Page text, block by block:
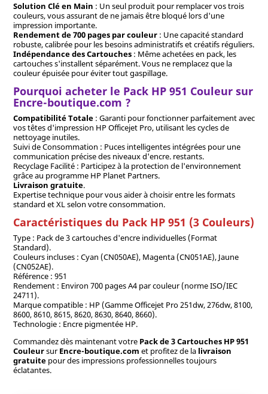
Solution Clé en Main : Un seul produit pour remplacer vos trois
couleurs, vous assurant de ne jamais être bloqué lors d'une
impression importante.
Rendement de 700 pages par couleur: Une capacité standard
robuste, calibrée pour les besoins administratifs et créatifs réguliers.
Indépendance des Cartouches: Même achetées en pack, les
cartouches s'installent séparément. Vous ne remplacez que la
couleur épuisée pour éviter tout gaspillage.
Pourquoi acheter le Pack HP 951 Couleur sur
Encre-boutique.com ?
Compatibilité Totale: Garanti pour fonctionner parfaitement avec
vos têtes d'impression HP Officejet Pro, utilisant les cycles de
nettoyage inutiles.
Suivi de Consommation : Puces intelligentes intégrées pour une
communication précise des niveaux d'encre. restants.
Recyclage Facilité : Participez à la protection de l'environnement
grâce au programme HP Planet Partners.
Livraison gratuite.
Expertise technique pour vous aider à choisir entre les formats
standard et XL selon votre consommation.
Caractéristiques du Pack HP 951 (3 Couleurs)
Type : Pack de 3 cartouches d'encre individuelles (Format
Standard).
Couleurs incluses : Cyan (CN050AE), Magenta (CN051AE), Jaune
(CN052AE).
Référence : 951
Rendement : Environ 700 pages A4 par couleur (norme ISO/IEC
24711).
Marque compatible : HP (Gamme Officejet Pro 251dw, 276dw, 8100,
8600, 8610, 8615, 8620, 8630, 8640, 8660).
Technologie : Encre pigmentée HP.
Commandez dès maintenant votre Pack de 3 Cartouches HP 951
CouleursurEncre-boutique.com et profitez de la livraison
gratuitepour des impressions professionnelles toujours
éclatantes.